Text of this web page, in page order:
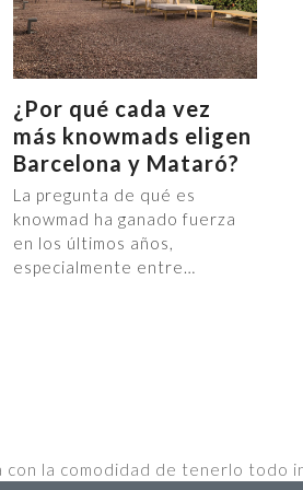
¿Por qué cada vez
más knowmads eligen
Barcelona y Mataró?
La pregunta de qué es
knowmad ha ganado fuerza
en los últimos años,
especialmente entre…
con la comodidad de tenerlo todo